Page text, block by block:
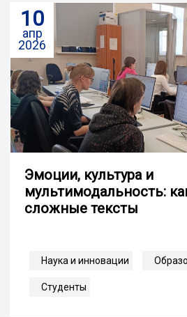
10
апр
2026
Эмоции, культура и
мультимодальность:
сложные тексты
Наука и инновации
Студенты